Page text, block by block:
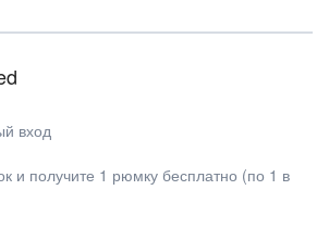
вход
и получите 1 рюмку бесплатно (по 1 в